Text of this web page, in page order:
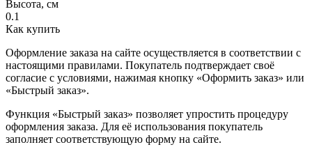
Высота, см
0.1
Как купить
Оформление заказа на сайте осуществляется в соответствии с
настоящими правилами. Покупатель подтверждает своё
согласие с условиями, нажимая кнопку «Оформить заказ» или
«Быстрый заказ».
Функция «Быстрый заказ» позволяет упростить процедуру
оформления заказа. Для её использования покупатель
заполняет соответствующую форму на сайте.